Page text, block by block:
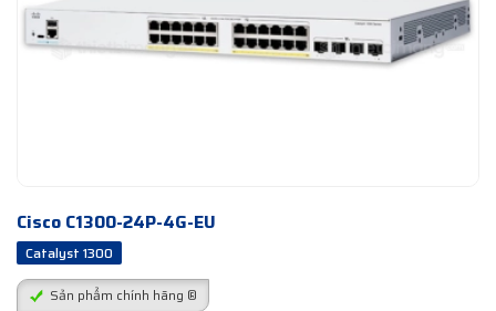
Cisco C1300-24P-4G-EU​
Catalyst 1300
Sản phẩm chính hãng ®